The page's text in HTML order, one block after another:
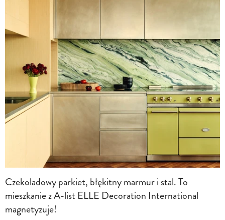
Czekoladowy parkiet, błękitny marmur i stal. To
mieszkanie z A-list ELLE Decoration International
magnetyzuje!